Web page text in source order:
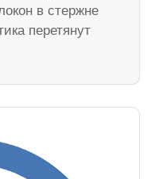
в стержне
перетянут